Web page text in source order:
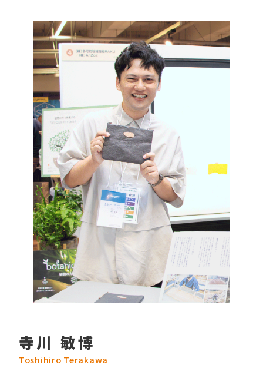
寺川 敏博
Toshihiro Terakawa